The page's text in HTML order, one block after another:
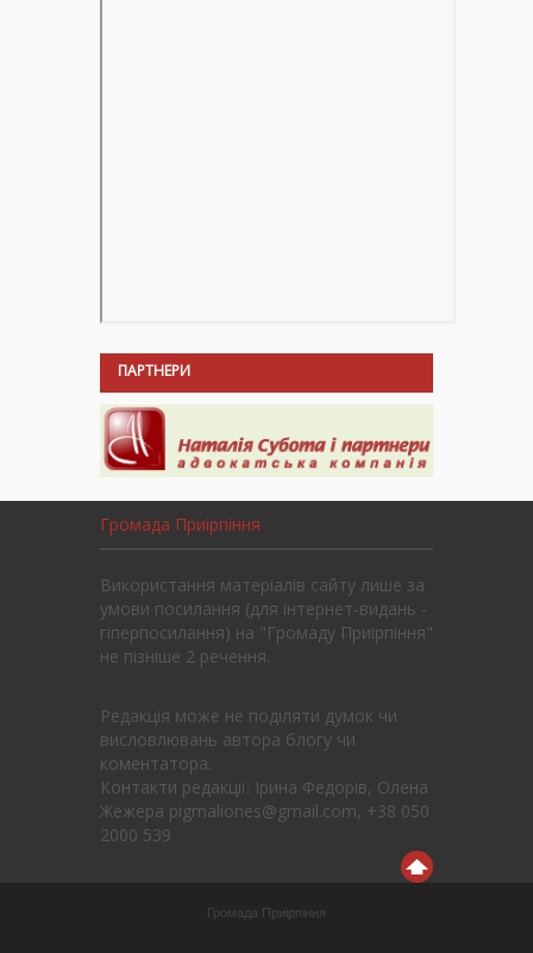
ПАРТНЕРИ
Громада Приірпіння
Використання матеріалів сайту лише за
умови посилання (для інтернет-видань -
гіперпосилання) на "Громаду Приірпіння"
не пізніше 2 речення.
Редакція може не поділяти думок чи
висловлювань автора блогу чи
коментатора.
Контакти редакції: Ірина Федорів, Олена
Жежера pigmaliones@gmail.com, +38 050
2000 539
Громада Приірпіння